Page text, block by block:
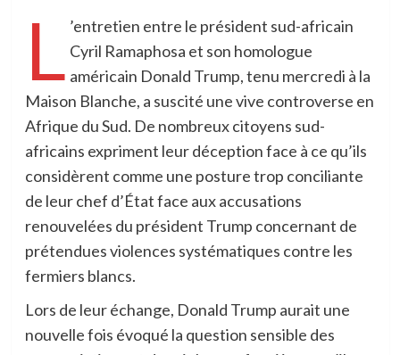
L ’entretien entre le président sud-africain
Cyril Ramaphosa et son homologue
américain Donald Trump, tenu mercredi à la
Maison Blanche, a suscité une vive controverse en
Afrique du Sud. De nombreux citoyens sud-
africains expriment leur déception face à ce qu’ils
considèrent comme une posture trop conciliante
de leur chef d’État face aux accusations
renouvelées du président Trump concernant de
prétendues violences systématiques contre les
fermiers blancs.
Lors de leur échange, Donald Trump aurait une
nouvelle fois évoqué la question sensible des